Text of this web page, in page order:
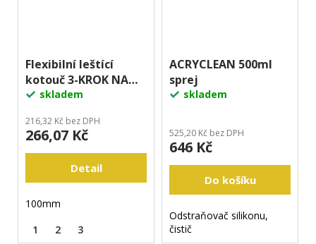
Flexibilní leštící
kotouč 3-KROK NA
TERACO A BETON
skladem
216,32 Kč bez DPH
266,07 Kč
Detail
100mm
1
2 3
ACRYCLEAN 500ml
sprej
skladem
525,20 Kč bez DPH
646 Kč
Do košíku
Odstraňovač silikonu,
čistič